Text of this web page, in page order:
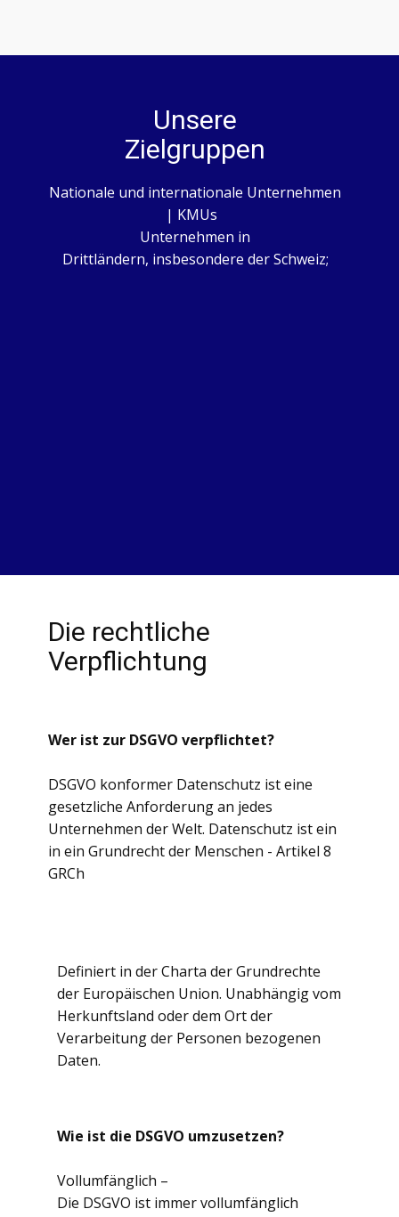
Unsere
Zielgruppen
Nationale und internationale Unternehmen
| KMUs
Unternehmen in
Drittländern, insbesondere der Schweiz;
Die rechtliche
Verpflichtung
Wer ist zur DSGVO verpflichtet?
DSGVO konformer Datenschutz ist eine
gesetzliche Anforderung an jedes
Unternehmen der Welt. ​Datenschutz ist ein
in ein Grundrecht der Menschen - Artikel 8
GRCh
Definiert in der Charta der Grundrechte
der Europäischen Union. Unabhängig vom
Herkunftsland oder dem Ort der
Verarbeitung der Personen bezogenen
Daten.
Wie ist die DSGVO umzusetzen?
Vollumfänglich –
Die DSGVO ist immer vollumfänglich